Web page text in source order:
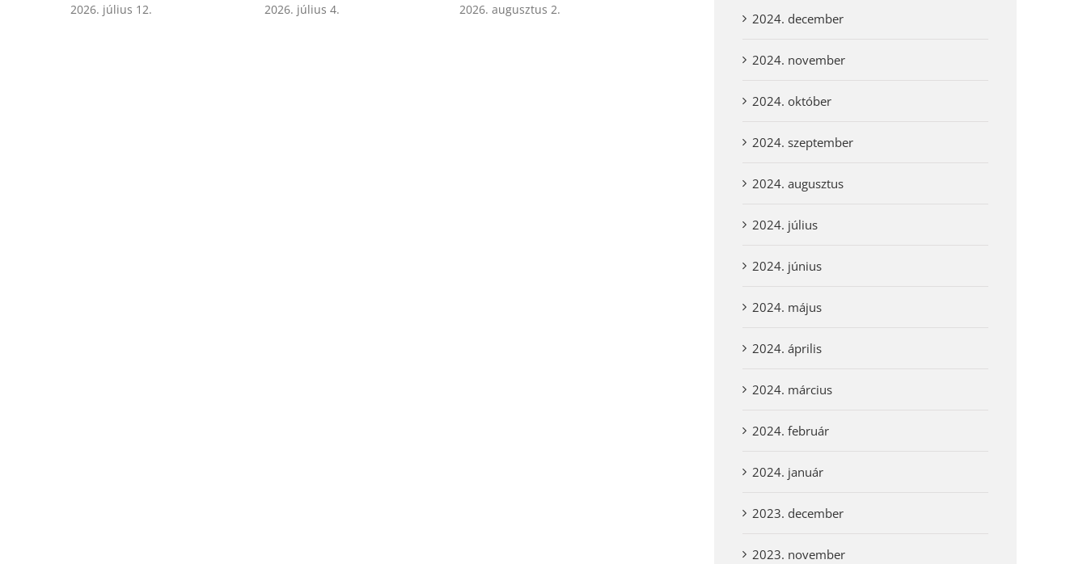
2026. augusztus 2. 2026. július 26. 2026. július 19.
2024. december
2024. november
2024. október
2024. szeptember
2024. augusztus
2024. július
2024. június
2024. május
2024. április
2024. március
2024. február
2024. január
2023. december
2023. november